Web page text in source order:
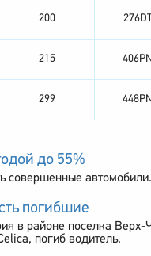
200
215
299
до 55%
совершенные автомобили.
погибшие
в районе поселка
погиб водитель.